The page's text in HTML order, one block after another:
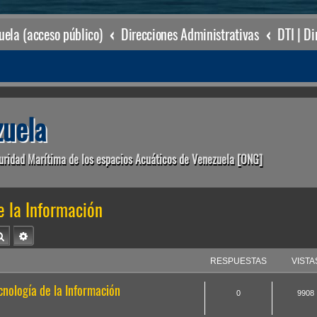
(acceso público) Direcciones Administrativas
Marítima de los espacios Acuáticos de Venezuela [ONG]
la Información
BuscarBúsqueda avanzada
RESPUESTAS
de la Información 0 9908